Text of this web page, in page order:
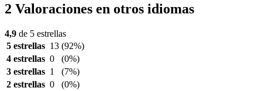
2 Valoraciones en otros idiomas
4,9 de 5 estrellas
5 estrellas 13 (92%)
4 estrellas 0
(0%)
3 estrellas 1
(7%)
2 estrellas 0
(0%)